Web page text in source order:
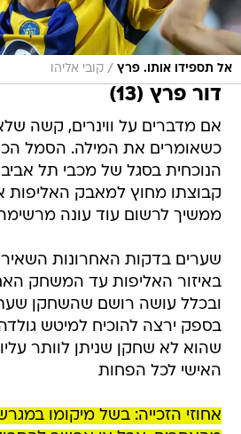
אל תספידו אותו. פרץ / קובי אליהו
דור פרץ (13)
אם מדברים על ווינרים, קשה
כשאומרים את המילה. הסמל הכי
הנוכחית בסגל של מכבי תל
קבוצתו מחוץ למאבק האליפות
ממשיך לרשום עוד עונה
שערים בדקות האחרונות
באיזור האליפות עד המשחק
ובכלל עושה רושם שהשחקן
בספק ירצה להוכיח למיטש
שהוא לא שחקן שניתן לוותר
האישי לכל הפחות
אחוזי הזכייה: בשל מיקומו